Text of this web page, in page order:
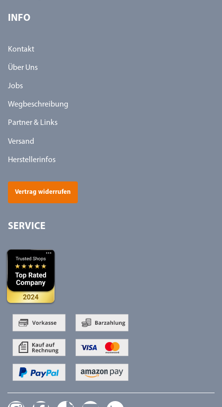
INFO
Kontakt
Über Uns
Jobs
Wegbeschreibung
Partner & Links
Versand
Herstellerinfos
Vertrag widerrufen
SERVICE